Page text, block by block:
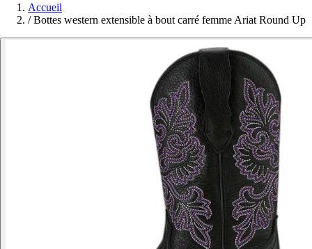
Accueil
/ Bottes western extensible à bout carré femme Ariat Round Up